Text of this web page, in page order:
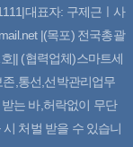
대표자: 구제근ㅣ사
|(목포) 전국총괄
|| (협력업체)스마트세
,통선,선박관리업무
는 바,허락없이 무단
처벌 받을 수 있습니